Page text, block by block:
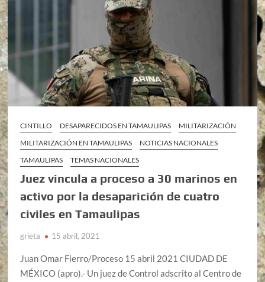
CINTILLO DESAPARECIDOS EN TAMAULIPAS
MILITARIZACIÓN
MILITARIZACIÓN EN TAMAULIPAS
NOTICIAS NACIONALES
TAMAULIPAS
TEMAS NACIONALES
Juez vincula a proceso a 30 marinos en
activo por la desaparición de cuatro
civiles en Tamaulipas
grieta 15 abril, 2021
Juan Omar Fierro/Proceso 15 abril 2021 CIUDAD DE
MÉXICO (apro).- Un juez de Control adscrito al Centro de